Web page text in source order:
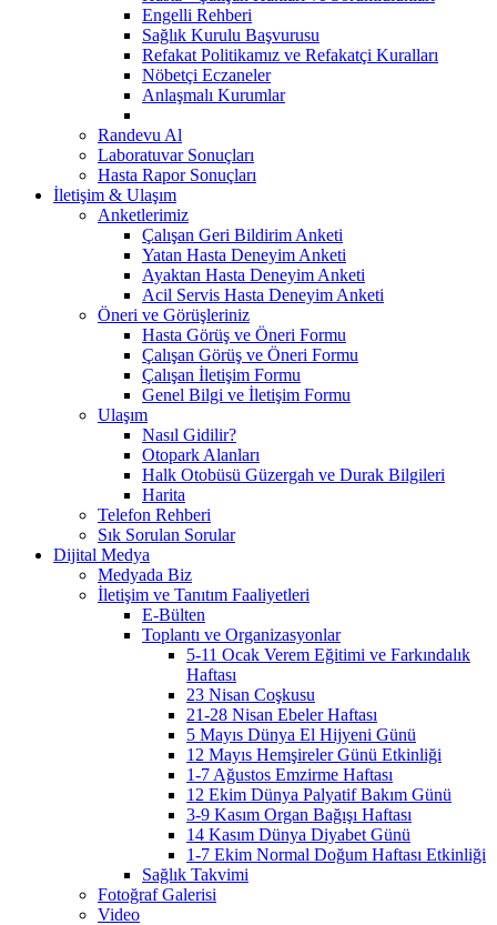
Engelli Rehberi
Sağlık Kurulu Başvurusu
Refakat Politikamız ve Refakatçi Kuralları
Nöbetçi Eczaneler
Anlaşmalı Kurumlar
Randevu Al
Laboratuvar Sonuçları
Hasta Rapor Sonuçları
İletişim & Ulaşım
Anketlerimiz
Çalışan Geri Bildirim Anketi
Yatan Hasta Deneyim Anketi
Ayaktan Hasta Deneyim Anketi
Acil Servis Hasta Deneyim Anketi
Öneri ve Görüşleriniz
Hasta Görüş ve Öneri Formu
Çalışan Görüş ve Öneri Formu
Çalışan İletişim Formu
Genel Bilgi ve İletişim Formu
Ulaşım
Nasıl Gidilir?
Otopark Alanları
Halk Otobüsü Güzergah ve Durak Bilgileri
Harita
Telefon Rehberi
Sık Sorulan Sorular
Dijital Medya
Medyada Biz
İletişim ve Tanıtım Faaliyetleri
E-Bülten
Toplantı ve Organizasyonlar
5-11 Ocak Verem Eğitimi ve Farkındalık
Haftası
23 Nisan Coşkusu
21-28 Nisan Ebeler Haftası
5 Mayıs Dünya El Hijyeni Günü
12 Mayıs Hemşireler Günü Etkinliği
1-7 Ağustos Emzirme Haftası
12 Ekim Dünya Palyatif Bakım Günü
3-9 Kasım Organ Bağışı Haftası
14 Kasım Dünya Diyabet Günü
1-7 Ekim Normal Doğum Haftası Etkinliği
Sağlık Takvimi
Fotoğraf Galerisi
Video